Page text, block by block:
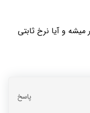
و آیا نرخ ثابتی